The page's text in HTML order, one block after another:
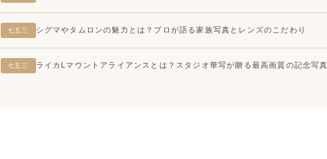
七五三 シグマやタムロンの魅力とは？プロが語る家族写真とレンズのこだわり
七五三 ライカLマウントアライアンスとは？スタジオ華写が贈る最高画質の記念写真